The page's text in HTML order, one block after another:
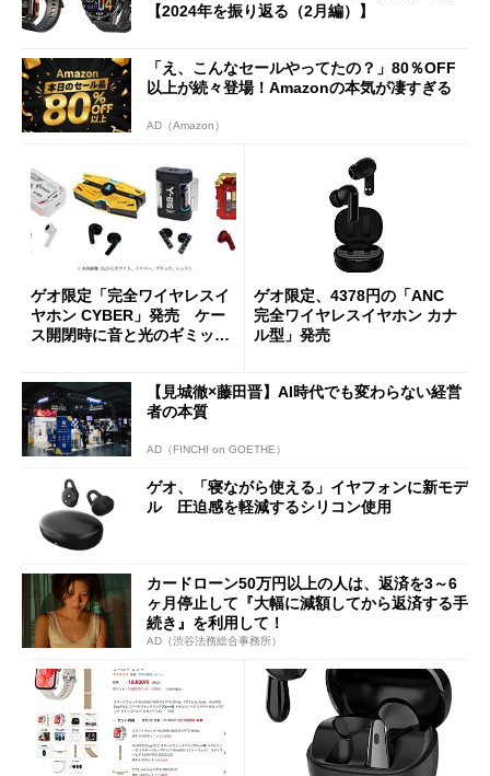
【2024年を振り返る（2月編）】
「え、こんなセールやってたの？」80％OFF
以上が続々登場！Amazonの本気が凄すぎる
AD（Amazon）
ゲオ限定「完全ワイヤレスイ
ヤホン CYBER」発売 ケー
ス開閉時に音と光のギミック
ゲオ限定、4378円の「ANC
完全ワイヤレスイヤホン カナ
ル型」発売
【見城徹×藤田晋】AI時代でも変わらない経営
者の本質
AD（FINCHI on GOETHE）
ゲオ、「寝ながら使える」イヤフォンに新モデ
ル 圧迫感を軽減するシリコン使用
カードローン50万円以上の人は、返済を3～6
ヶ月停止して『大幅に減額してから返済する手
続き』を利用して！
AD（渋谷法務総合事務所）